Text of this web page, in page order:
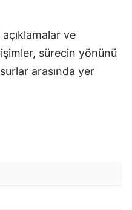
ve
sürecin yönünü
arasında yer